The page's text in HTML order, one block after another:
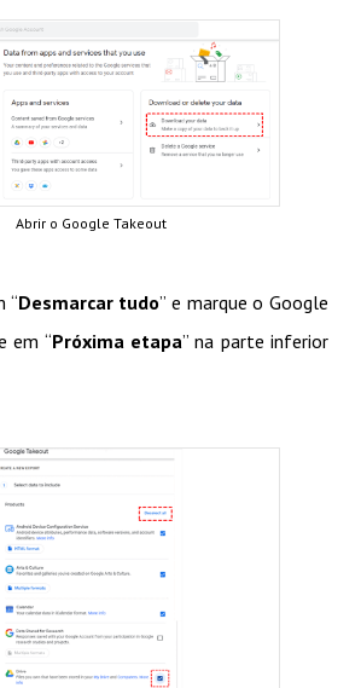
Abrir o Google Takeout
“Desmarcar tudo” e marque o Google
em “Próxima etapa” na parte inferior